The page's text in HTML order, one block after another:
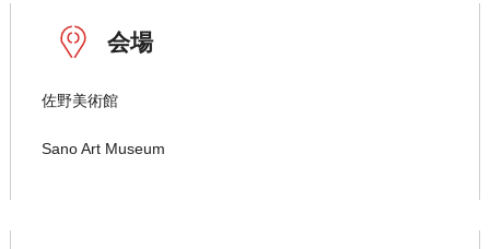
会場
佐野美術館
Sano Art Museum